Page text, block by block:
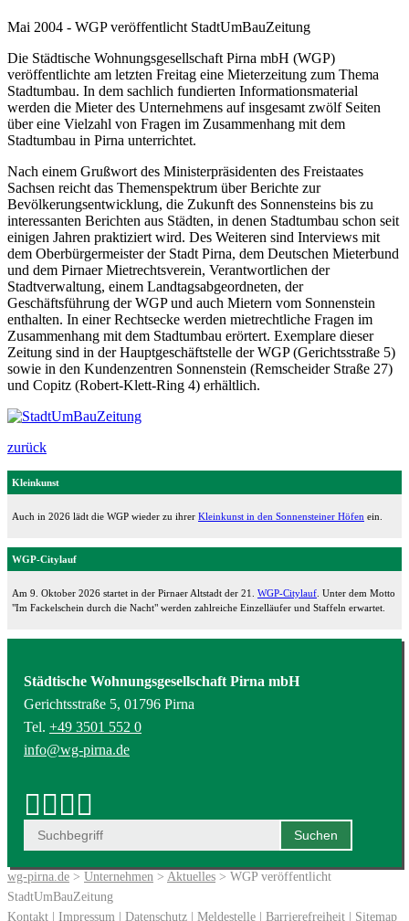
Mai 2004 - WGP veröffentlicht StadtUmBauZeitung
Die Städtische Wohnungsgesellschaft Pirna mbH (WGP)
veröffentlichte am letzten Freitag eine Mieterzeitung zum Thema
Stadtumbau. In dem sachlich fundierten Informationsmaterial
werden die Mieter des Unternehmens auf insgesamt zwölf Seiten
über eine Vielzahl von Fragen im Zusammenhang mit dem
Stadtumbau in Pirna unterrichtet.
Nach einem Grußwort des Ministerpräsidenten des Freistaates
Sachsen reicht das Themenspektrum über Berichte zur
Bevölkerungsentwicklung, die Zukunft des Sonnensteins bis zu
interessanten Berichten aus Städten, in denen Stadtumbau schon seit
einigen Jahren praktiziert wird. Des Weiteren sind Interviews mit
dem Oberbürgermeister der Stadt Pirna, dem Deutschen Mieterbund
und dem Pirnaer Mietrechtsverein, Verantwortlichen der
Stadtverwaltung, einem Landtagsabgeordneten, der
Geschäftsführung der WGP und auch Mietern vom Sonnenstein
enthalten. In einer Rechtsecke werden mietrechtliche Fragen im
Zusammenhang mit dem Stadtumbau erörtert. Exemplare dieser
Zeitung sind in der Hauptgeschäftstelle der WGP (Gerichtsstraße 5)
sowie in den Kundenzentren Sonnenstein (Remscheider Straße 27)
und Copitz (Robert-Klett-Ring 4) erhältlich.
zurück
Kleinkunst
Auch in 2026 lädt die WGP wieder zu ihrer Kleinkunst in den Sonnensteiner Höfen ein.
WGP-Citylauf
Am 9. Oktober 2026 startet in der Pirnaer Altstadt der 21. WGP-Citylauf . Unter dem Motto
"Im Fackelschein durch die Nacht" werden zahlreiche Einzelläufer und Staffeln erwartet.
Städtische Wohnungsgesellschaft Pirna mbH
Gerichtsstraße 5, 01796 Pirna
Tel. +49 3501 552 0
info@wg-pirna.de
wg-pirna.de > Unternehmen > Aktuelles > WGP veröffentlicht
StadtUmBauZeitung
Kontakt | Impressum | Datenschutz | Meldestelle | Barrierefreiheit | Sitemap